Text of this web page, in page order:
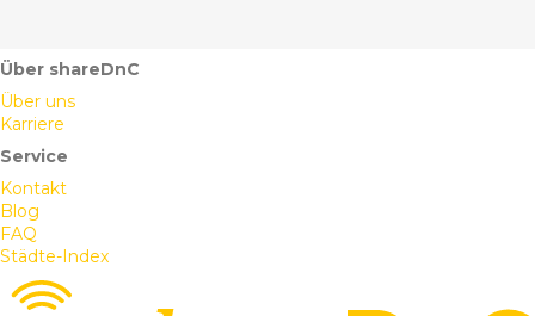
Über shareDnC
Über uns
Karriere
Service
Kontakt
Blog
FAQ
Städte-Index